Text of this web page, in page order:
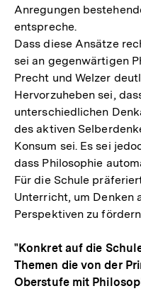
Anregungen
entspreche.
Dass diese Ansätze
sei an gegenwärtigen
Precht und Welzer
Hervorzuheben sei,
unterschiedlichen
des aktiven
Konsum sei. Es sei
dass Philosophie
Für die Schule
Unterricht, um Denken
Perspektiven zu
"Konkret auf die
Themen die von der
Oberstufe mit